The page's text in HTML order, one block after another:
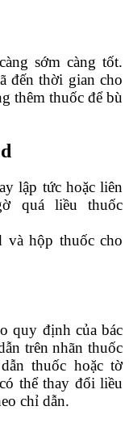
sớm càng tốt.
đến thời gian cho
thêm thuốc để bù
lập tức hoặc liên
quá liều thuốc
và hộp thuốc cho
quy định của bác
trên nhãn thuốc
thuốc hoặc tờ
thể thay đổi liều
chỉ dẫn.